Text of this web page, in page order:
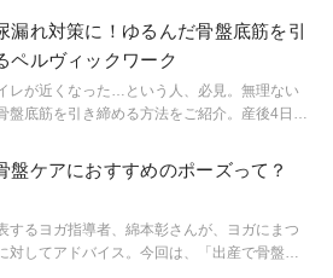
漏れ対策に！ゆるんだ骨盤底筋を引
ペルヴィックワーク
レが近くなった…という人、必見。無理ない
盤底筋を引き締める方法をご紹介。産後4日目
盤ケアにおすすめのポーズって？
するヨガ指導者、綿本彰さんが、ヨガにまつ
対してアドバイス。今回は、「出産で骨盤が